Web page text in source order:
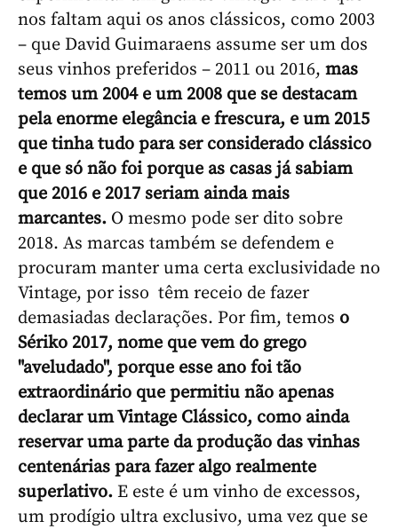
nos faltam aqui os anos clássicos, como 2003
– que David Guimaraens assume ser um dos
seus vinhos preferidos – 2011 ou 2016, mas
temos um 2004 e um 2008 que se destacam
pela enorme elegância e frescura, e um 2015
que tinha tudo para ser considerado clássico
e que só não foi porque as casas já sabiam
que 2016 e 2017 seriam ainda mais
marcantes. O mesmo pode ser dito sobre
2018. As marcas também se defendem e
procuram manter uma certa exclusividade no
Vintage, por isso têm receio de fazer
demasiadas declarações. Por fim, temos o
Sériko 2017, nome que vem do grego
"aveludado", porque esse ano foi tão
extraordinário que permitiu não apenas
declarar um Vintage Clássico, como ainda
reservar uma parte da produção das vinhas
centenárias para fazer algo realmente
superlativo. E este é um vinho de excessos,
um prodígio ultra exclusivo, uma vez que se